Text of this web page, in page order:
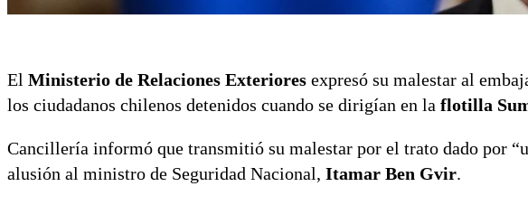
El Ministerio de Relaciones Exteriores expresó su malestar al
los ciudadanos chilenos detenidos cuando se dirigían en la flotilla
Cancillería informó que transmitió su malestar por el trato dado por
alusión al ministro de Seguridad Nacional, Itamar Ben Gvir.